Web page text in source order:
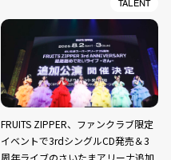
TALENT
FRUITS ZIPPER、ファンクラブ限定
イベントで3rdシングルCD発売＆3
周年ライブのさいたまアリーナ追加